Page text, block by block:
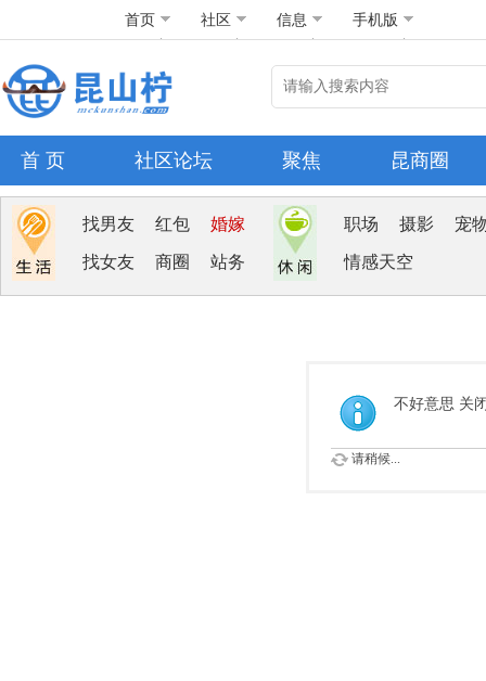
首页 社区 信息 手机版
首 页 社区论坛 聚焦 昆商圈
找男友 红包 婚嫁
找女友 商圈 站务
职场 摄影 宠
情感天空
不好意思 关
请稍候...